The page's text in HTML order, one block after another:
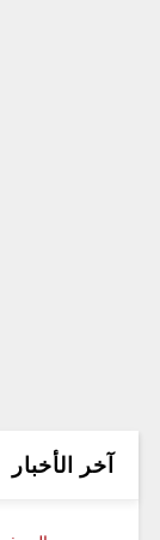
آخر الأخبار